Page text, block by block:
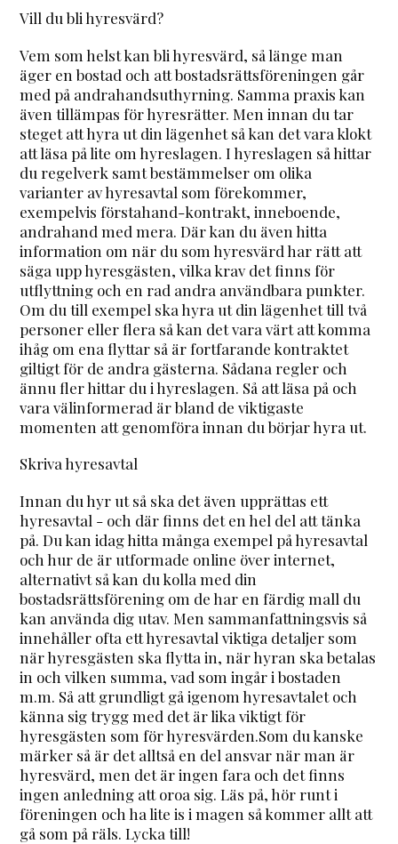
Vill du bli hyresvärd?
Vem som helst kan bli hyresvärd, så länge man
äger en bostad och att bostadsrättsföreningen går
med på andrahandsuthyrning. Samma praxis kan
även tillämpas för hyresrätter. Men innan du tar
steget att hyra ut din lägenhet så kan det vara klokt
att läsa på lite om hyreslagen. I hyreslagen så hittar
du regelverk samt bestämmelser om olika
varianter av hyresavtal som förekommer,
exempelvis förstahand-kontrakt, inneboende,
andrahand med mera. Där kan du även hitta
information om när du som hyresvärd har rätt att
säga upp hyresgästen, vilka krav det finns för
utflyttning och en rad andra användbara punkter.
Om du till exempel ska hyra ut din lägenhet till två
personer eller flera så kan det vara värt att komma
ihåg om ena flyttar så är fortfarande kontraktet
giltigt för de andra gästerna. Sådana regler och
ännu fler hittar du i hyreslagen. Så att läsa på och
vara välinformerad är bland de viktigaste
momenten att genomföra innan du börjar hyra ut.
Skriva hyresavtal
Innan du hyr ut så ska det även upprättas ett
hyresavtal - och där finns det en hel del att tänka
på. Du kan idag hitta många exempel på hyresavtal
och hur de är utformade online över internet,
alternativt så kan du kolla med din
bostadsrättsförening om de har en färdig mall du
kan använda dig utav. Men sammanfattningsvis så
innehåller ofta ett hyresavtal viktiga detaljer som
när hyresgästen ska flytta in, när hyran ska betalas
in och vilken summa, vad som ingår i bostaden
m.m. Så att grundligt gå igenom hyresavtalet och
känna sig trygg med det är lika viktigt för
hyresgästen som för hyresvärden.Som du kanske
märker så är det alltså en del ansvar när man är
hyresvärd, men det är ingen fara och det finns
ingen anledning att oroa sig. Läs på, hör runt i
föreningen och ha lite is i magen så kommer allt att
gå som på räls. Lycka till!